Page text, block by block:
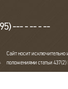
--- - -- - --
Сайт носит исключительно
положениями статьи